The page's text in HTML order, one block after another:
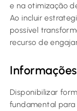
e na otimização
Ao incluir
possível
recurso de
Disponibilizar
fundamental